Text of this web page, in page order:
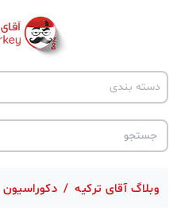
دسته بندی
اخبار ترکیه
پروژه ها
تحصیل در ترکیه
ترکیه گردی
وبلاگ آقای ترکیه / دکوراسیون